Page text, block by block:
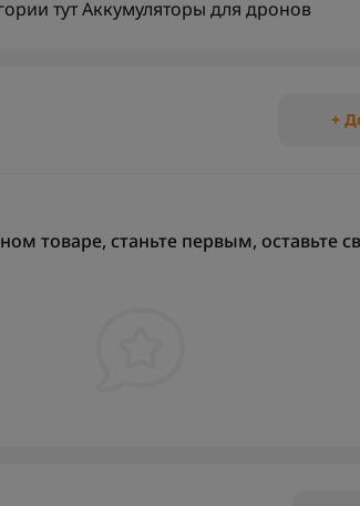
тутАккумуляторы для дронов
+
товаре, станьте первым, оставьте